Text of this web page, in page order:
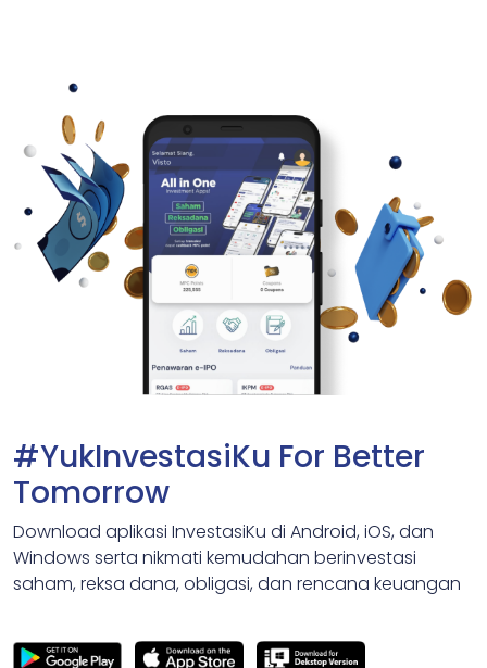
#YukInvestasiKu For Better
Tomorrow
Download aplikasi InvestasiKu di Android, iOS, dan
Windows serta nikmati kemudahan berinvestasi
saham, reksa dana, obligasi, dan rencana keuangan